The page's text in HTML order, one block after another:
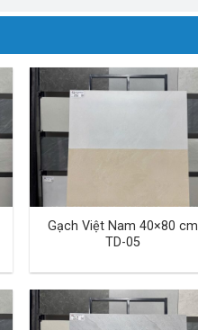
Gạch Việt Nam 40×80 cm
TD-05